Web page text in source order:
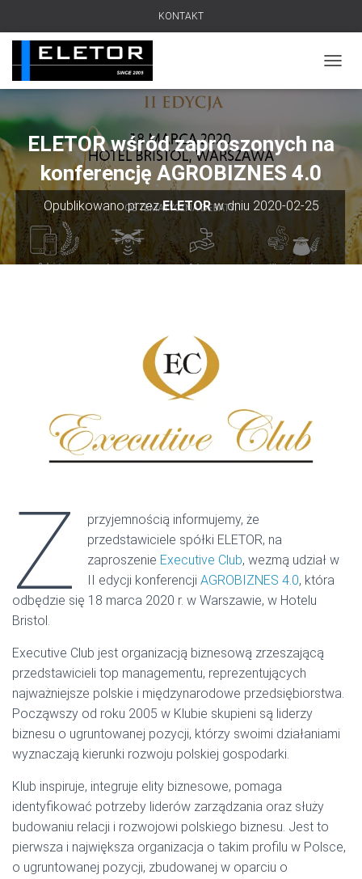
KONTAKT
ELETOR wśród zaproszonych na
konferencję AGROBIZNES 4.0
Opublikowano przezELETORw dniu 2020-02-25
Z
przyjemnością informujemy, że
przedstawiciele spółki ELETOR, na
zaproszenie Executive Club, wezmą udział w
II edycji konferencjiAGROBIZNES 4.0, która
odbędzie się 18 marca 2020 r. w Warszawie, w Hotelu
Bristol.
Executive Club jest organizacją biznesową zrzeszającą
przedstawicieli top managementu, reprezentujących
najważniejsze polskie i międzynarodowe przedsiębiorstwa.
Począwszy od roku 2005 w Klubie skupieni są liderzy
biznesu o ugruntowanej pozycji, którzy swoimi działaniami
wyznaczają kierunki rozwoju polskiej gospodarki.
Klub inspiruje, integruje elity biznesowe, pomaga
identyfikować potrzeby liderów zarządzania oraz służy
budowaniu relacji i rozwojowi polskiego biznesu. Jest to
pierwsza i największa organizacja o takim profilu w Polsce,
o ugruntowanej pozycji, zbudowanej w oparciu o